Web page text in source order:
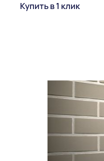
Купить в 1 клик